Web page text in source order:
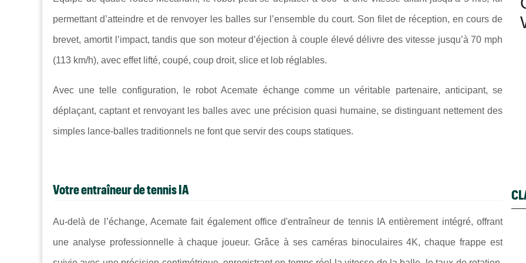
permettant d’atteindre et de renvoyer les balles sur l’ensemble du court. Son filet de réception, en cours de
brevet, amortit l’impact, tandis que son moteur d’éjection à couple élevé délivre des vitesse jusqu’à 70 mph
(113 km/h), avec effet lifté, coupé, coup droit, slice et lob réglables.
Avec une telle configuration, le robot Acemate échange comme un véritable partenaire, anticipant, se
déplaçant, captant et renvoyant les balles avec une précision quasi humaine, se distinguant nettement des
simples lance-balles traditionnels ne font que servir des coups statiques.
Votre entraîneur de tennis IA
Au-delà de l’échange, Acemate fait également office d'entraîneur de tennis IA entièrement intégré, offrant
une analyse professionnelle à chaque joueur. Grâce à ses caméras binoculaires 4K, chaque frappe est